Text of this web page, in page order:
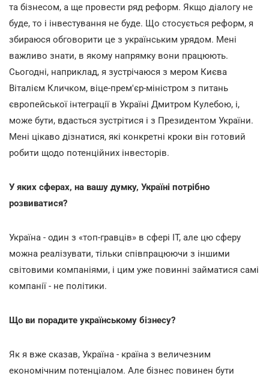
та бізнесом, а ще провести ряд реформ. Якщо діалогу не
буде, то і інвестування не буде. Що стосується реформ, я
збираюся обговорити це з українським урядом. Мені
важливо знати, в якому напрямку вони працюють.
Сьогодні, наприклад, я зустрічаюся з мером Києва
Віталієм Кличком, віце-прем'єр-міністром з питань
європейської інтеграції в Україні Дмитром Кулебою, і,
може бути, вдасться зустрітися і з Президентом України.
Мені цікаво дізнатися, які конкретні кроки він готовий
робити щодо потенційних інвесторів.
У яких сферах, на вашу думку, Україні потрібно
розвиватися?
Україна - один з «топ-гравців» в сфері IT, але цю сферу
можна реалізувати, тільки співпрацюючи з іншими
світовими компаніями, і цим уже повинні займатися самі
компанії - не політики.
Що ви порадите українському бізнесу?
Як я вже сказав, Україна - країна з величезним
економічним потенціалом. Але бізнес повинен бути